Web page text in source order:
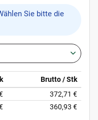
Sie bitte die
Brutto / Stk
372,71 €
360,93 €